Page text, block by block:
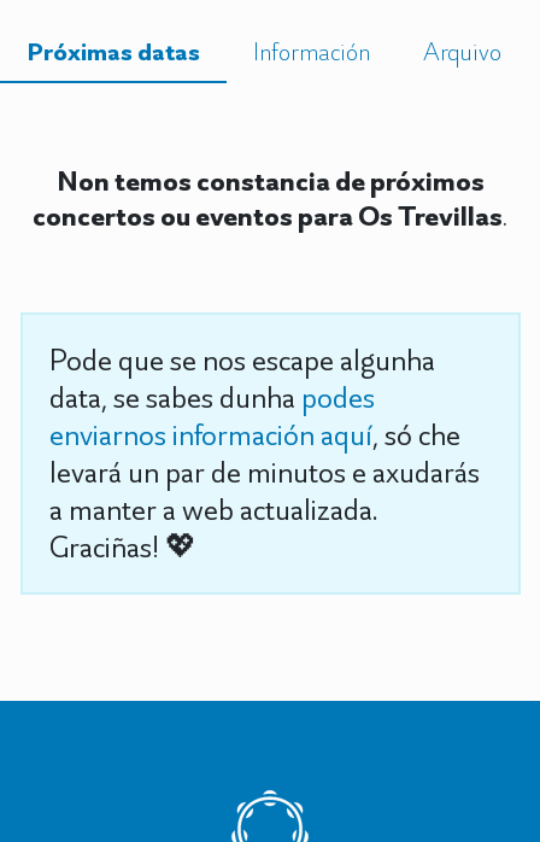
Próximas datas Información Arquivo
Non temos constancia de próximos
concertos ou eventos para Os Trevillas.
Pode que se nos escape algunha
data, se sabes dunha podes
enviarnos información aquí, só che
levará un par de minutos e axudarás
a manter a web actualizada.
Graciñas! 💖